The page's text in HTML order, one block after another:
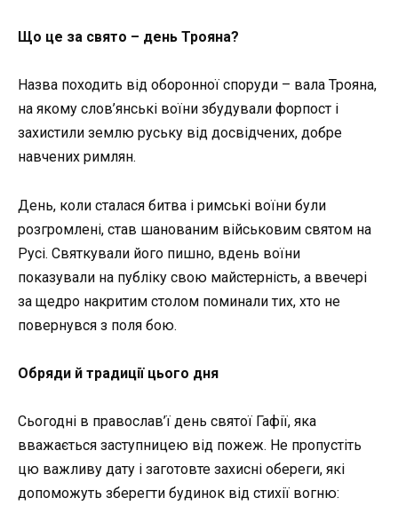
Що це за свято – день Трояна?
Назва походить від оборонної споруди – вала Трояна,
на якому слов’янські воїни збудували форпост і
захистили землю руську від досвідчених, добре
навчених римлян.
День, коли сталася битва і римські воїни були
розгромлені, став шанованим військовим святом на
Русі. Святкували його пишно, вдень воїни
показували на публіку свою майстерність, а ввечері
за щедро накритим столом поминали тих, хто не
повернувся з поля бою.
Обряди й традиції цього дня
Сьогодні в православ’ї день святої Гафії, яка
вважається заступницею від пожеж. Не пропустіть
цю важливу дату і заготовте захисні обереги, які
допоможуть зберегти будинок від стихії вогню: